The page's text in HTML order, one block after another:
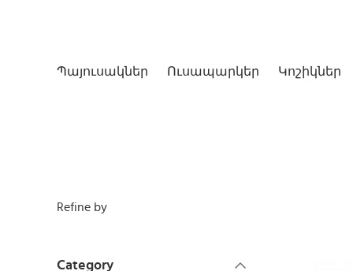
Պայուսակներ Ուսապարկեր Կոշիկներ
Refine by
Category